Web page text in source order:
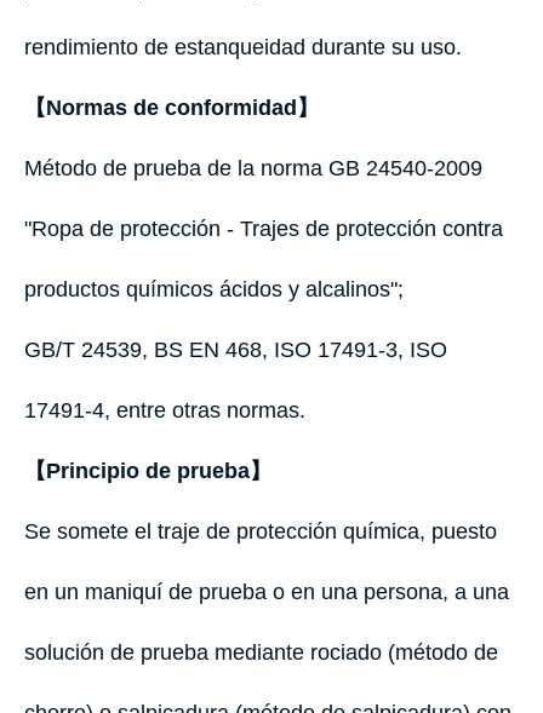
rendimiento de estanqueidad durante su uso.
【Normas de conformidad】
Método de prueba de la norma GB 24540-2009
"Ropa de protección - Trajes de protección contra
productos químicos ácidos y alcalinos";
GB/T 24539, BS EN 468, ISO 17491-3, ISO
17491-4, entre otras normas.
【Principio de prueba】
Se somete el traje de protección química, puesto
en un maniquí de prueba o en una persona, a una
solución de prueba mediante rociado (método de